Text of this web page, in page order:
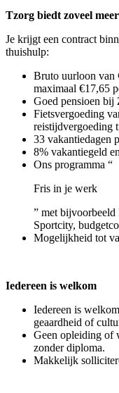
Tzorg biedt zoveel meer
Je krijgt een contract
thuishulp:
Bruto uurloon van
maximaal €17,65
Goed pensioen
Fietsvergoeding
reistijdvergoeding
33 vakantiedagen
8% vakantiegeld
Ons programma “
Fris in je werk
” met
Sportcity,
Mogelijkheid tot
Iedereen is welkom
Iedereen is
geaardheid of
Geen opleiding of
zonder diploma.
Makkelijk